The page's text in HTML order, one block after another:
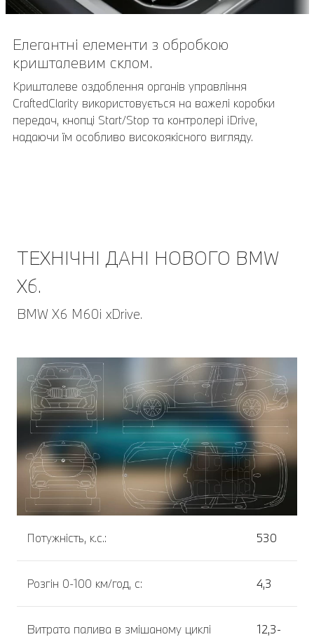
Елегантні елементи з обробкою
кришталевим склом.
Кришталеве оздоблення органів управління
CraftedClarity використовується на важелі коробки
передач, кнопці Start/Stop та контролері iDrive,
надаючи їм особливо високоякісного вигляду.
ТЕХНІЧНІ ДАНІ НОВОГО BMW
X6.
BMW X6 M60i xDrive.
Потужність, к.с.: 530
Розгін 0-100 км/год, с: 4,3
Витрата палива в змішаному циклі
12,3-